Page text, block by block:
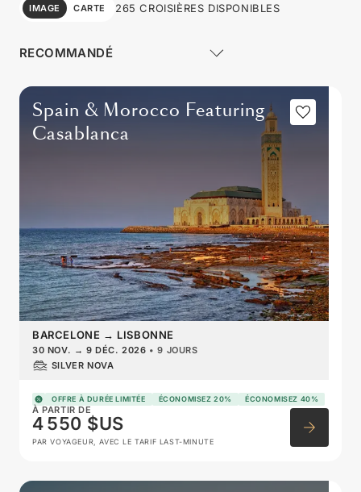
IMAGE CARTE 265 CROISIÈRES DISPONIBLES
Spain & Morocco Featuring
Casablanca
BARCELONE → LISBONNE
30 NOV. → 9 DÉC. 2026 •9 JOURS
SILVER NOVA
OFFRE À DURÉE LIMITÉE ÉCONOMISEZ 20% ÉCONOMISEZ 40%
À PARTIR DE
4 550 $US
PAR VOYAGEUR, AVEC LE TARIF LAST-MINUTE